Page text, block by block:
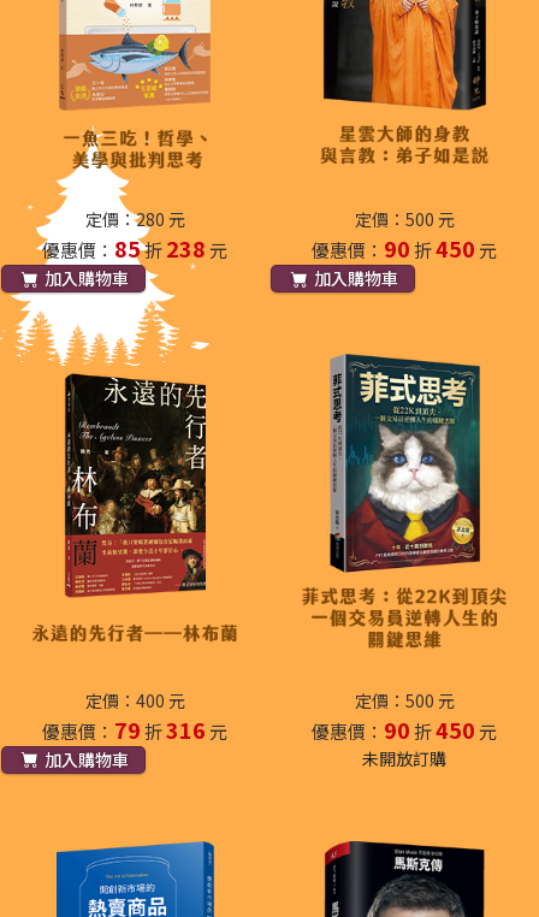
定價：280 元
優惠價： 85折238 元
加入購物車
定價：500 元
優惠價： 90折450 元
加入購物車
定價：400 元
優惠價： 79折316 元
加入購物車
定價：500 元
優惠價： 90折450 元
未開放訂購